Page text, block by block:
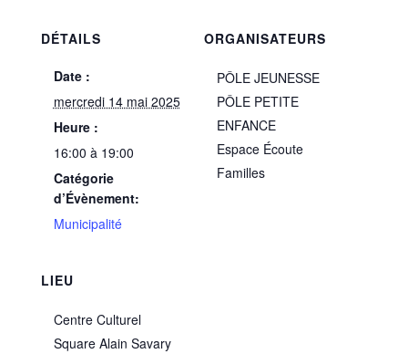
DÉTAILS
Date :
mercredi 14 mai 2025
Heure :
16:00 à 19:00
Catégorie
d’Évènement:
Municipalité
LIEU
Centre Culturel
Square Alain Savary
ORGANISATEURS
PÔLE JEUNESSE
PÔLE PETITE
ENFANCE
Espace Écoute
Familles